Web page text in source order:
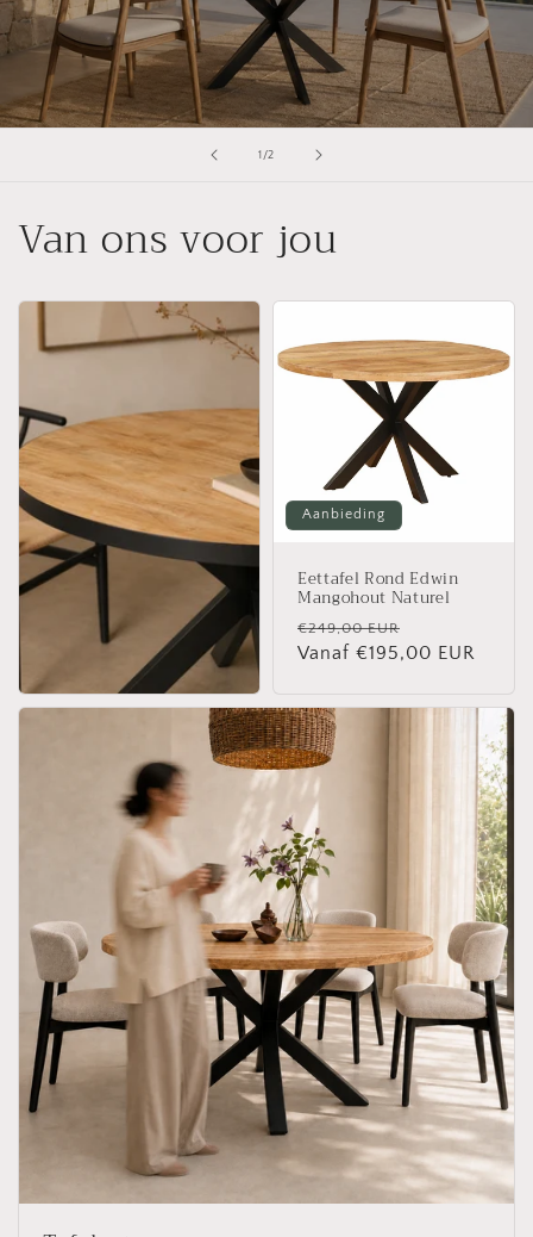
1 /van
2
Van ons voor jou
Aanbieding
Eettafel Rond Edwin
Mangohout Naturel
Normale
prijs
€249,00 EUR
Vanaf €195,00 EUR